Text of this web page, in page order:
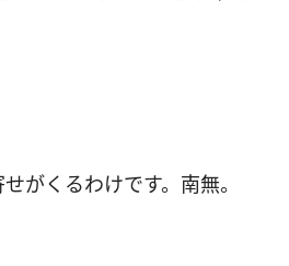
がくるわけです。南無。